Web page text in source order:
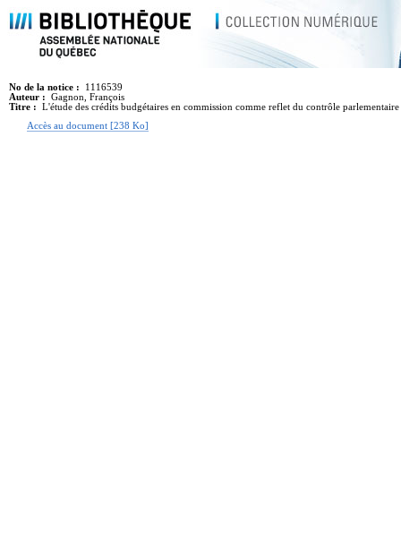
No de la notice :
1116539
Auteur :
Gagnon, François
Titre :
L'étude des crédits budgétaires en commission comme reflet du contrôle parlementaire
Accès au document [238 Ko]